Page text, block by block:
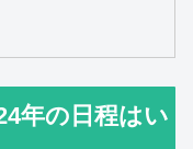
年の日程はい